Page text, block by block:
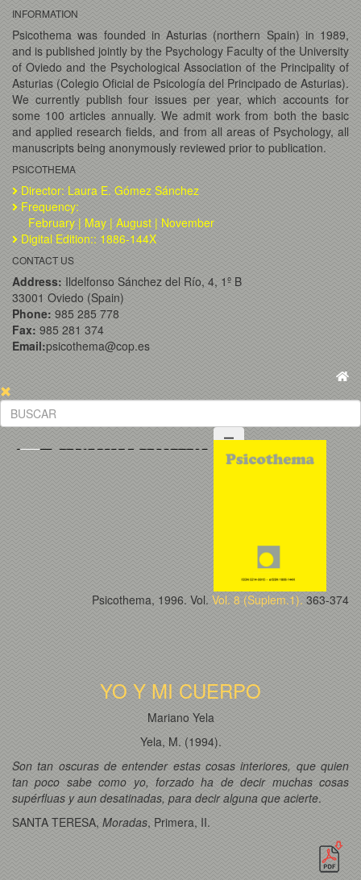
INFORMATION
Psicothema was founded in Asturias (northern Spain) in 1989,
and is published jointly by the Psychology Faculty of the University
of Oviedo and the Psychological Association of the Principality of
Asturias (Colegio Oficial de Psicología del Principado de Asturias).
We currently publish four issues per year, which accounts for
some 100 articles annually. We admit work from both the basic
and applied research fields, and from all areas of Psychology, all
manuscripts being anonymously reviewed prior to publication.
PSICOTHEMA
Director: Laura E. Gómez Sánchez
Frequency:
February | May | August | November
Digital Edition:: 1886-144X
CONTACT US
Address: Ildelfonso Sánchez del Río, 4, 1º B
33001 Oviedo (Spain)
Phone: 985 285 778
Fax: 985 281 374
Email:psicothema@cop.es
Psicothema, 1996. Vol. Vol. 8 (Suplem.1). 363-374
YO Y MI CUERPO
Mariano Yela
Yela, M. (1994).
Son tan oscuras de entender estas cosas interiores, que quien
tan poco sabe como yo, forzado ha de decir muchas cosas
supérfluas y aun desatinadas, para decir alguna que acierte.
SANTA TERESA, Moradas, Primera, II.